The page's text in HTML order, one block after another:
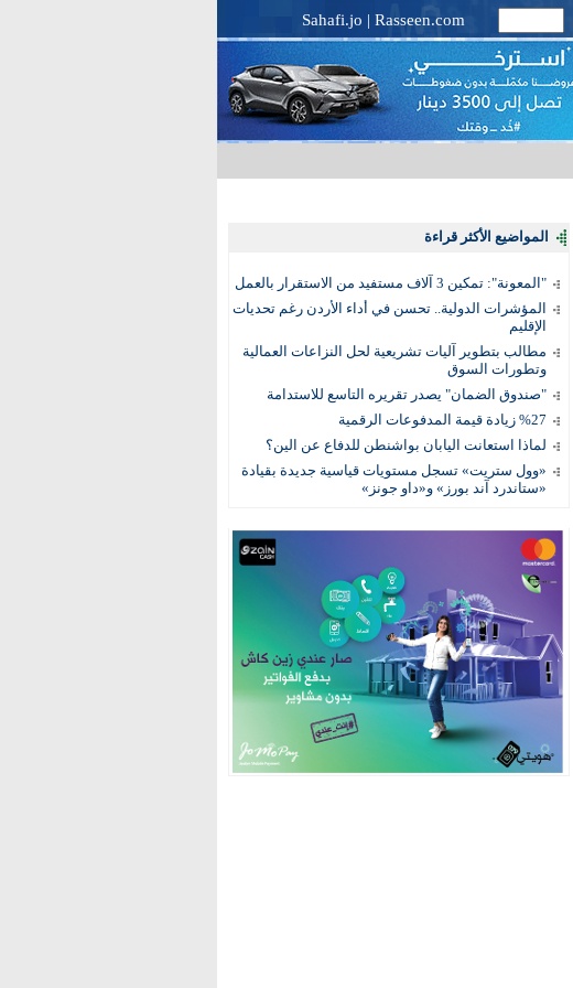
Sahafi.jo | Rasseen.com
المواضيع الأكثر قراءة
"المعونة": تمكين 3 آلاف مستفيد من الاستقرار بالعمل
المؤشرات الدولية.. تحسن في أداء الأردن رغم تحديات
الإقليم
مطالب بتطوير آليات تشريعية لحل النزاعات العمالية
وتطورات السوق
"صندوق الضمان" يصدر تقريره التاسع للاستدامة
%27 زيادة قيمة المدفوعات الرقمية
لماذا استعانت اليابان بواشنطن للدفاع عن الين؟
«وول ستريت» تسجل مستويات قياسية جديدة بقيادة
«ستاندرد آند بورز» و«داو جونز»